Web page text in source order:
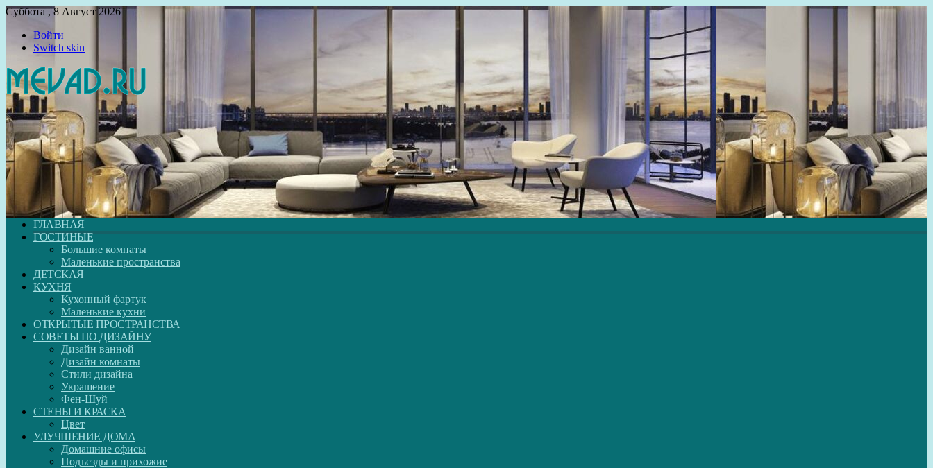
Суббота , 8 Август 2026
Войти
Switch skin
ГЛАВНАЯ
ГОСТИНЫЕ
Большие комнаты
Маленькие пространства
ДЕТСКАЯ
КУХНЯ
Кухонный фартук
Маленькие кухни
ОТКРЫТЫЕ ПРОСТРАНСТВА
СОВЕТЫ ПО ДИЗАЙНУ
Дизайн ванной
Дизайн комнаты
Стили дизайна
Украшение
Фен-Шуй
СТЕНЫ И КРАСКА
Цвет
УЛУЧШЕНИЕ ДОМА
Домашние офисы
Подъезды и прихожие